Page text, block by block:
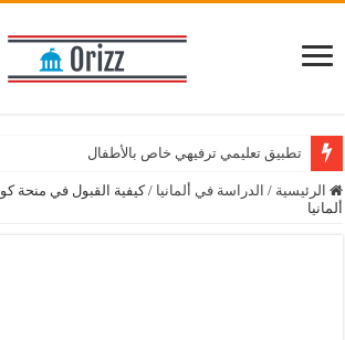
تطبيق تعليمي ترفيهي خاص بالأطفال
تطبيق مميز للاستفسار عن الضريبة في المانياالرئيسية / الدراسة في ألمانيا / كيفية القبول في منحة
ألمانيا